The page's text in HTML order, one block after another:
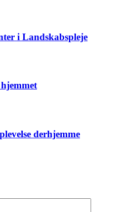
i Landskabspleje
derhjemme